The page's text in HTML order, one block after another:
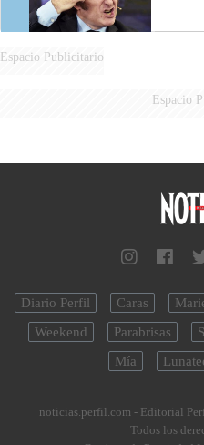
Espacio Publicitario
Espacio
Diario Perfil Caras
Weekend
Parabrisas
Mía
noticias.perfil.com - Editorial
Todos los